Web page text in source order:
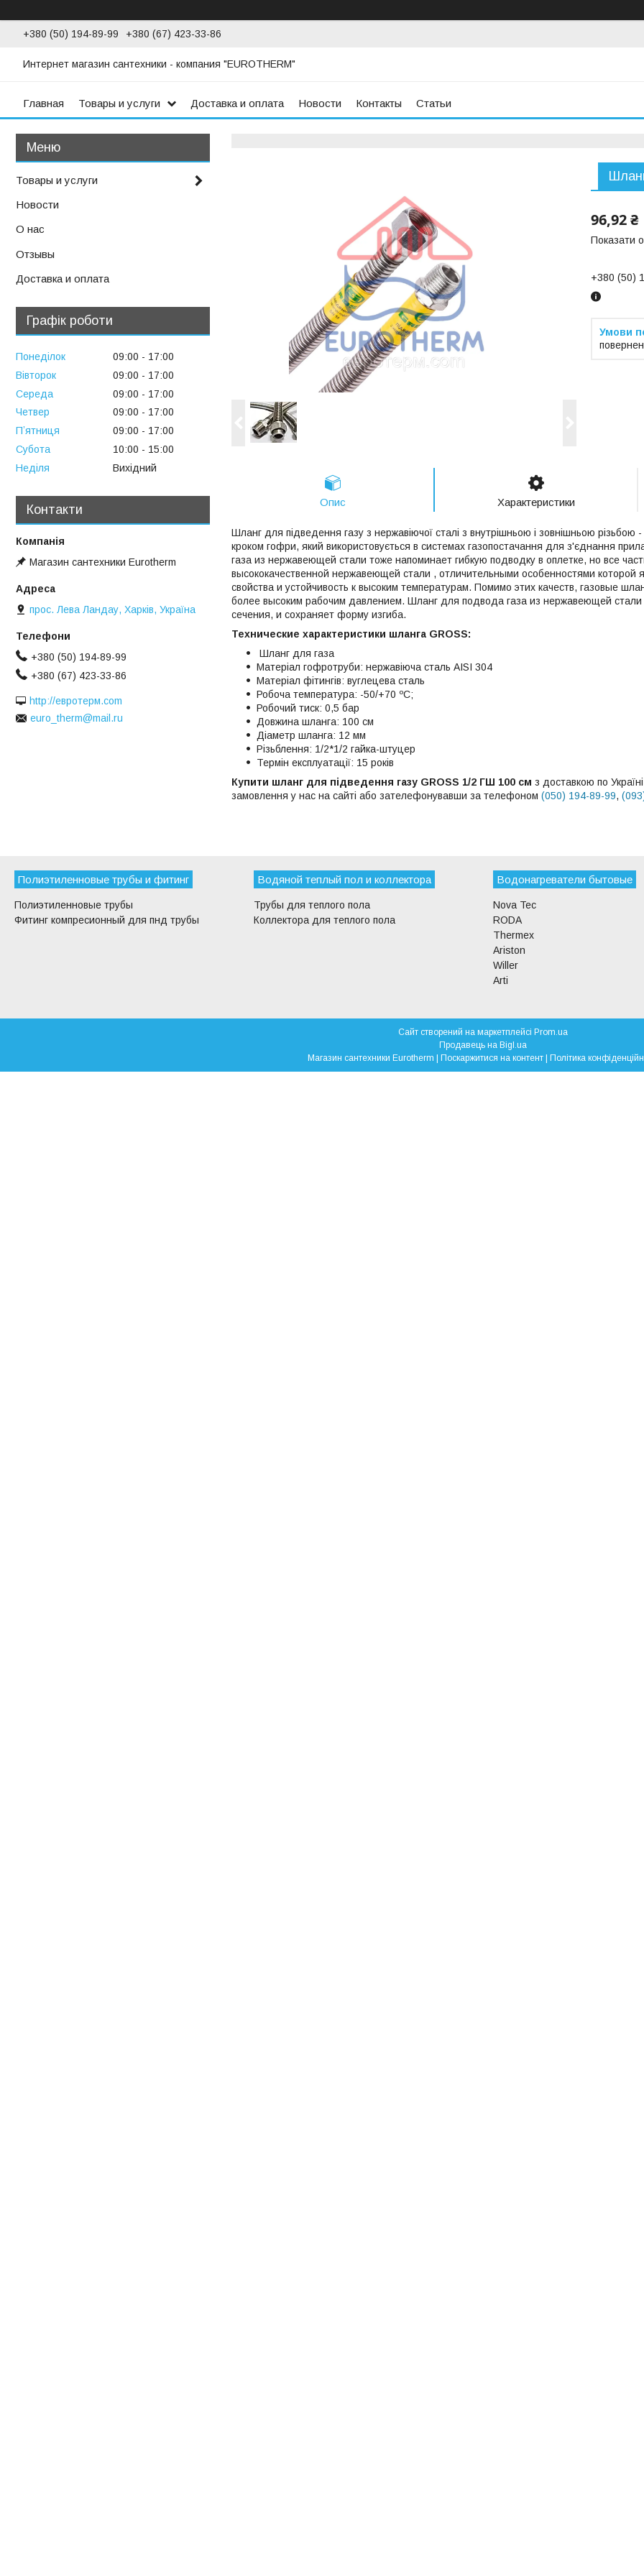
+380 (50) 194-89-99 +380 (67) 423-33-86
Интернет магазин сантехники - компания "EUROTHERM"
Главная Товары и услуги Доставка и оплата Новости Контакты Статьи
96,92 ₴
Показати
+380 (50)
Опис Характеристики
Шланг для підведення газу з нержавіючої сталі з внутрішньою і зовнішньою різьбою -
кроком гофри, який використовується в системах газопостачання для з'єднання
газа из нержавеющей стали тоже напоминает гибкую подводку в оплетке, но все
высококачественной нержавеющей стали , отличительными особенностями которой
свойства и устойчивость к высоким температурам. Помимо этих качеств, газовые
более высоким рабочим давлением. Шланг для подвода газа из нержавеющей стали
сечения, и сохраняет форму изгиба.
Технические характеристики шланга GROSS:
Шланг для газа
Матеріал гофротруби: нержавіюча сталь AISI 304
Матеріал фітингів: вуглецева сталь
Робоча температура: -50/+70 ºС;
Робочий тиск: 0,5 бар
Довжина шланга: 100 см
Діаметр шланга: 12 мм
Різьблення: 1/2*1/2 гайка-штуцер
Термін експлуатації: 15 років
Купити шланг для підведення газу GROSS 1/2 ГШ 100 см з доставкою по
замовлення у нас на сайті або зателефонувавши за телефоном (050) 194-89-99,
Товары и услуги
Новости
О нас
Отзывы
Доставка и оплата
Графік роботи
Понеділок 09:00
17:00
Вівторок
09:00
17:00
Середа
09:00
17:00
Четвер
09:00
17:00
Пʼятниця
09:00
17:00
Субота
10:00
15:00
Неділя
Вихідний
Контакти
Магазин сантехники Eurotherm
прос. Лева Ландау, Харків, Україна
+380 (50) 194-89-99
+380 (67) 423-33-86
http://евротерм.com
euro_therm@mail.ru
Полиэтиленновые трубы и фитинг
Полиэтиленновые трубы
Фитинг компресионный для пнд трубы
Водяной теплый пол и коллектора
Трубы для теплого пола
Коллектора для теплого пола
Водонагреватели бытовые
Nova Tec
RODA
Thermex
Ariston
Willer
Arti
Сайт створений на маркетплейсі Prom.ua
Продавець на Bigl.ua
Магазин сантехники Eurotherm | Поскаржитися на контент | Політика